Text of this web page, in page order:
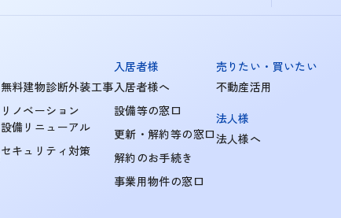
無料建物診断外装工事
リノベーション
設備リニューアル
セキュリティ対策
入居者様
入居者様へ
設備等の窓口
更新・解約等の窓口
解約のお手続き
事業用物件の窓口
売りたい・買いたい
不動産活用
法人様
法人様へ